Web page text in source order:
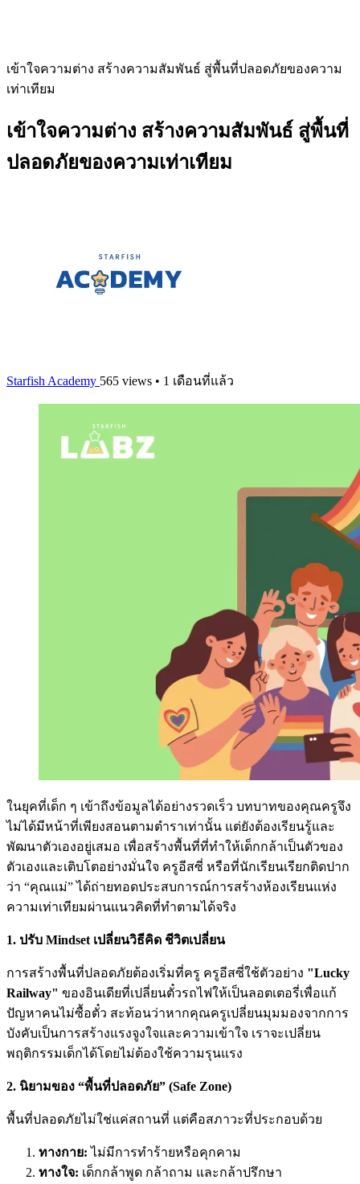
เข้าใจความต่าง สร้างความสัมพันธ์ สู่พื้นที่ปลอดภัยของความ
เท่าเทียม
เข้าใจความต่าง สร้างความสัมพันธ์ สู่พื้นที่
ปลอดภัยของความเท่าเทียม
Starfish Academy 565 views • 1 เดือนที่แล้ว
ในยุคที่เด็ก ๆ เข้าถึงข้อมูลได้อย่างรวดเร็ว บทบาทของคุณครูจึง
ไม่ได้มีหน้าที่เพียงสอนตามตำราเท่านั้น แต่ยังต้องเรียนรู้และ
พัฒนาตัวเองอยู่เสมอ เพื่อสร้างพื้นที่ที่ทำให้เด็กกล้าเป็นตัวของ
ตัวเองและเติบโตอย่างมั่นใจ ครูอีสซี่ หรือที่นักเรียนเรียกติดปาก
ว่า “คุณแม่” ได้ถ่ายทอดประสบการณ์การสร้างห้องเรียนแห่ง
ความเท่าเทียมผ่านแนวคิดที่ทำตามได้จริง
1. ปรับ Mindset เปลี่ยนวิธีคิด ชีวิตเปลี่ยน
การสร้างพื้นที่ปลอดภัยต้องเริ่มที่ครู ครูอีสซี่ใช้ตัวอย่าง "Lucky
Railway" ของอินเดียที่เปลี่ยนตั๋วรถไฟให้เป็นลอตเตอรี่เพื่อแก้
ปัญหาคนไม่ซื้อตั๋ว สะท้อนว่าหากคุณครูเปลี่ยนมุมมองจากการ
บังคับเป็นการสร้างแรงจูงใจและความเข้าใจ เราจะเปลี่ยน
พฤติกรรมเด็กได้โดยไม่ต้องใช้ความรุนแรง
2. นิยามของ “พื้นที่ปลอดภัย” (Safe Zone)
พื้นที่ปลอดภัยไม่ใช่แค่สถานที่ แต่คือสภาวะที่ประกอบด้วย
ทางกาย:ไม่มีการทำร้ายหรือคุกคาม
ทางใจ: เด็กกล้าพูด กล้าถาม และกล้าปรึกษา